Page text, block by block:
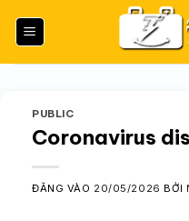
qua
PUBLIC
Coronavirus
ĐĂNG VÀO 20/05/2026 BỞI